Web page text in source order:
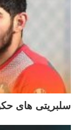
سلبریتی های